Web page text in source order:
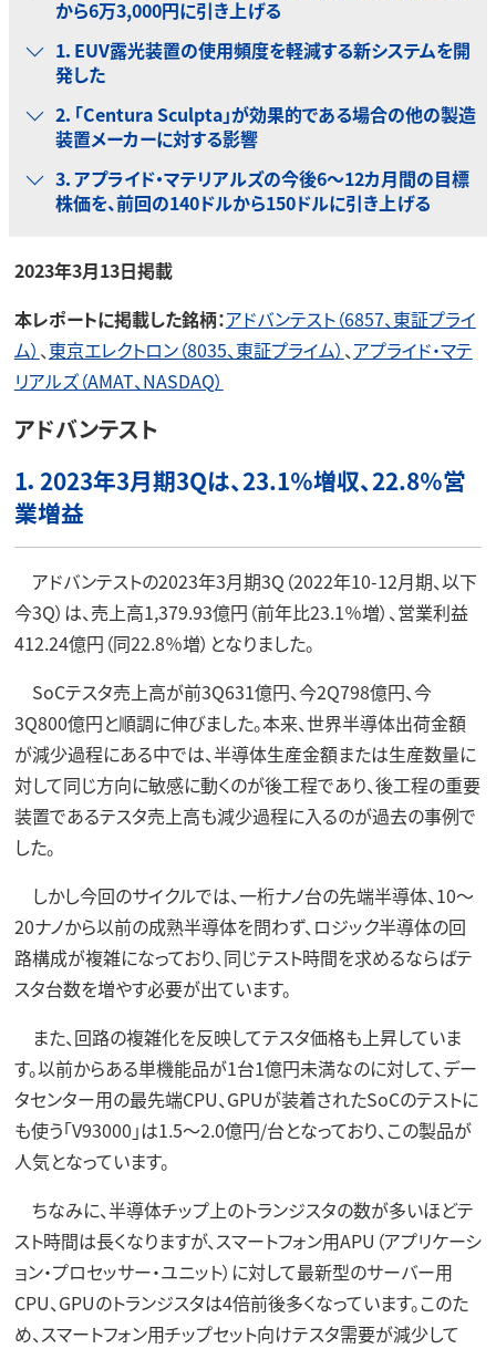
から6万3,000円に引き上げる
1．EUV露光装置の使用頻度を軽減する新システムを開
発した
2．「Centura Sculpta」が効果的である場合の他の製造
装置メーカーに対する影響
3．アプライド・マテリアルズの今後6～12カ月間の目標
株価を、前回の140ドルから150ドルに引き上げる
2023年3月13日掲載
本レポートに掲載した銘柄：アドバンテスト（6857、東証プライ
ム） 、東京エレクトロン（8035、東証プライム） 、アプライド・マテ
リアルズ（AMAT、NASDAQ）
アドバンテスト
1．2023年3月期3Qは、23.1％増収、22.8％営
業増益
アドバンテストの2023年3月期3Q（2022年10-12月期、以下
今3Q）は、売上高1,379.93億円（前年比23.1％増）、営業利益
412.24億円（同22.8％増）となりました。
SoCテスタ売上高が前3Q631億円、今2Q798億円、今
3Q800億円と順調に伸びました。本来、世界半導体出荷金額
が減少過程にある中では、半導体生産金額または生産数量に
対して同じ方向に敏感に動くのが後工程であり、後工程の重要
装置であるテスタ売上高も減少過程に入るのが過去の事例で
した。
しかし今回のサイクルでは、一桁ナノ台の先端半導体、10～
20ナノから以前の成熟半導体を問わず、ロジック半導体の回
路構成が複雑になっており、同じテスト時間を求めるならばテ
スタ台数を増やす必要が出ています。
また、回路の複雑化を反映してテスタ価格も上昇していま
す。以前からある単機能品が1台1億円未満なのに対して、デー
タセンター用の最先端CPU、GPUが装着されたSoCのテストに
も使う「V93000」は1.5～2.0億円/台となっており、この製品が
人気となっています。
ちなみに、半導体チップ上のトランジスタの数が多いほどテ
スト時間は長くなりますが、スマートフォン用APU（アプリケーシ
ョン・プロセッサー・ユニット）に対して最新型のサーバー用
CPU、GPUのトランジスタは4倍前後多くなっています。このた
め、スマートフォン用チップセット向けテスタ需要が減少して